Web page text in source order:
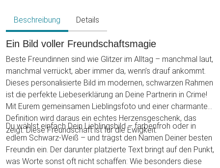
Beschreibung Details
Ein Bild voller Freundschaftsmagie
Beste Freundinnen sind wie Glitzer im Alltag – manchmal laut,
manchmal verrückt, aber immer da, wenn’s drauf ankommt.
Dieses personalisierte Bild im modernen, schwarzen Rahmen
ist die perfekte Liebeserklärung an Deine Partnerin in Crime!
Mit Eurem gemeinsamen Lieblingsfoto und einer charmanten
Definition wird daraus ein echtes Herzensgeschenk, das
zeigt: Diese Freundschaft ist für die Ewigkeit.
Du wählst einfach Dein Lieblingsbild – farbenfroh oder in
edlem Schwarz-Weiß – und trägst den Namen Deiner besten
Freundin ein. Der darunter platzierte Text bringt auf den Punkt,
was Worte sonst oft nicht schaffen: Wie besonders diese